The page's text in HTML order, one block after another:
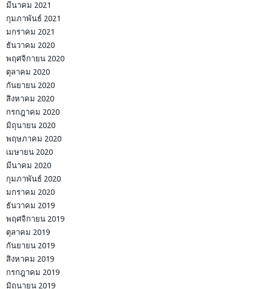
มีนาคม 2021
กุมภาพันธ์ 2021
มกราคม 2021
ธันวาคม 2020
พฤศจิกายน 2020
ตุลาคม 2020
กันยายน 2020
สิงหาคม 2020
กรกฎาคม 2020
มิถุนายน 2020
พฤษภาคม 2020
เมษายน 2020
มีนาคม 2020
กุมภาพันธ์ 2020
มกราคม 2020
ธันวาคม 2019
พฤศจิกายน 2019
ตุลาคม 2019
กันยายน 2019
สิงหาคม 2019
กรกฎาคม 2019
มิถุนายน 2019